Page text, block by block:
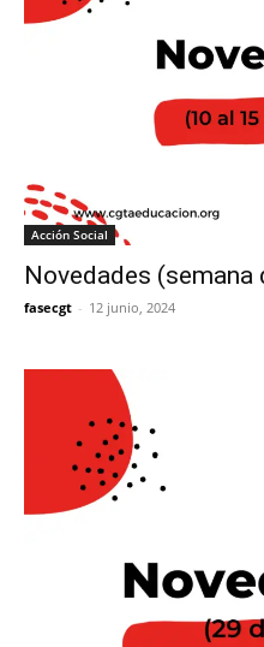
Acción Social
Novedades (semana
fasecgt - 12 junio, 2024